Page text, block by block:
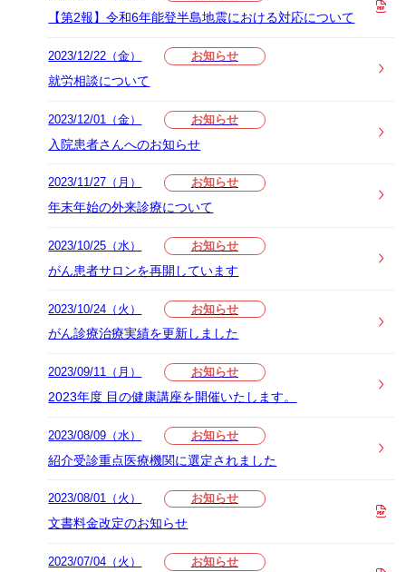
【第2報】令和6年能登半島地震における対応について
2023/12/22（金） お知らせ
就労相談について
2023/12/01（金） お知らせ
入院患者さんへのお知らせ
2023/11/27（月） お知らせ
年末年始の外来診療について
2023/10/25（水） お知らせ
がん患者サロンを再開しています
2023/10/24（火） お知らせ
がん診療治療実績を更新しました
2023/09/11（月） お知らせ
2023年度 目の健康講座を開催いたします。
2023/08/09（水） お知らせ
紹介受診重点医療機関に選定されました
2023/08/01（火） お知らせ
文書料金改定のお知らせ
2023/07/04（火） お知らせ